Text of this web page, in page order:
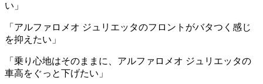
い」
「アルファロメオ ジュリエッタのフロントがバタつく感じ
を抑えたい」
「乗り心地はそのままに、アルファロメオ ジュリエッタの
車高をぐっと下げたい」